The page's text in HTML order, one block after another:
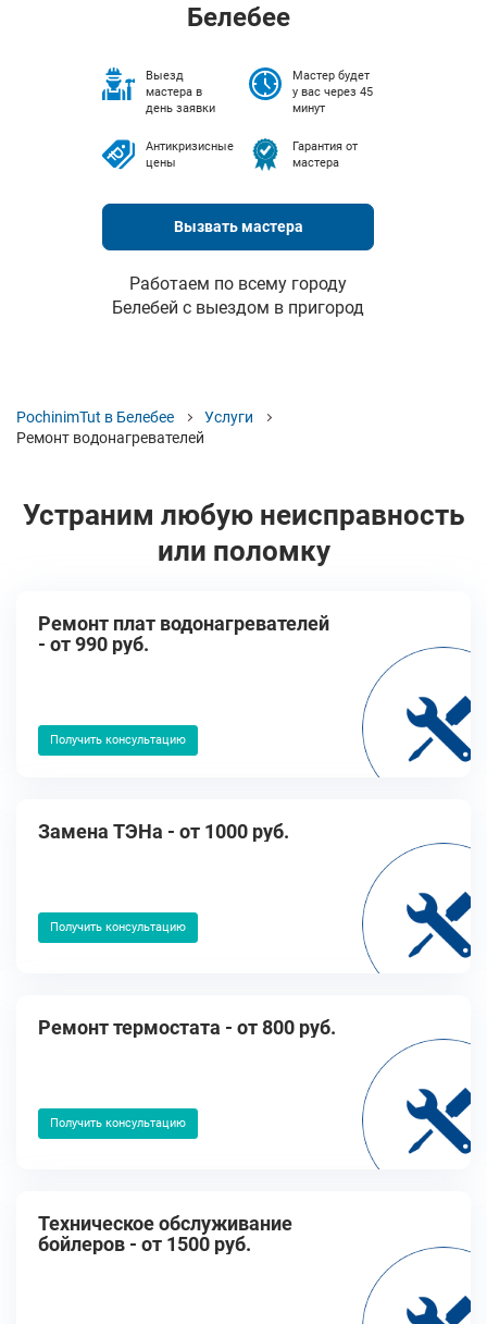
Белебее
Выезд
мастера в
день заявки
Мастер будет
у вас через 45
минут
Антикризисные
цены
Гарантия от
мастера
Вызвать мастера
Работаем по всему городу
Белебей с выездом в пригород
PochinimTut в Белебее
Услуги
Ремонт водонагревателей
Устраним любую неисправность
или поломку
Ремонт плат водонагревателей
- от 990 руб.
Получить консультацию
Замена ТЭНа - от 1000 руб.
Получить консультацию
Ремонт термостата - от 800 руб.
Получить консультацию
Техническое обслуживание
бойлеров - от 1500 руб.